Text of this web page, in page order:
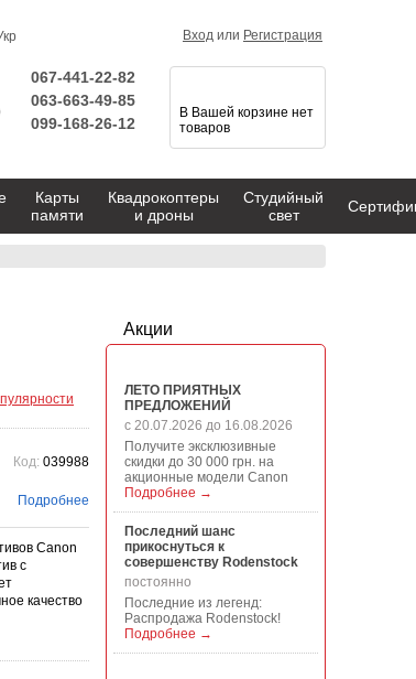
Код: 039988
Подробнее
Canon
с
качество
Акции
ЛЕТО ПРИЯТНЫХ
ПРЕДЛОЖЕНИЙ
с 20.07.2026 до 16.08.2026
Получите эксклюзивные
скидки до 30 000 грн. на
акционные модели Canon
Подробнее →
Последний шанс
прикоснуться к
совершенству Rodenstock
постоянно
Последние из легенд:
Распродажа Rodenstock!
Подробнее →
Вход или Регистрация
067-441-22-82
063-663-49-85
099-168-26-12
В Вашей корзине нет
товаров
Карты
памяти
Квадрокоптеры
и дроны
Студийный
свет